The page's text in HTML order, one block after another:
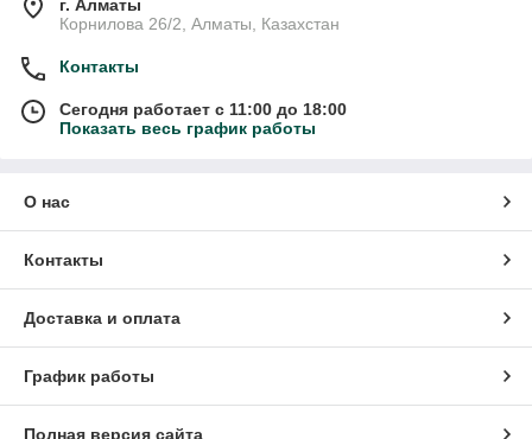
г. Алматы
Корнилова 26/2, Алматы, Казахстан
Контакты
Сегодня работает с 11:00 до 18:00
Показать весь график работы
О нас
Контакты
Доставка и оплата
График работы
Полная версия сайта